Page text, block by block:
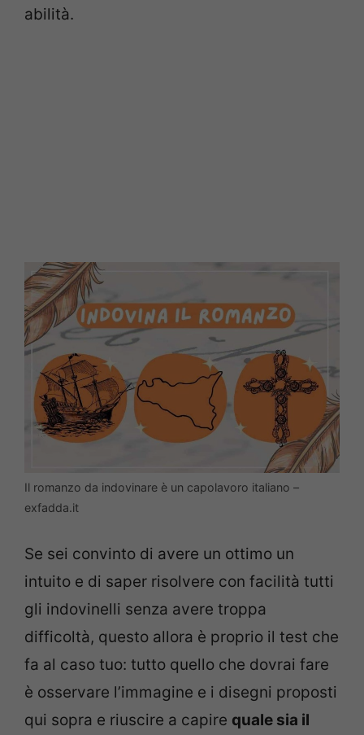
abilità.
Il romanzo da indovinare è un capolavoro italiano –
exfadda.it
Se sei convinto di avere un ottimo un
intuito e di saper risolvere con facilità tutti
gli indovinelli senza avere troppa
difficoltà, questo allora è proprio il test che
fa al caso tuo: tutto quello che dovrai fare
è osservare l’immagine e i disegni proposti
qui sopra e riuscire a capire quale sia il